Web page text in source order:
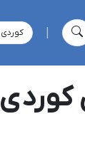
كوردی
کوردی